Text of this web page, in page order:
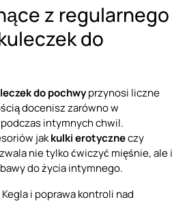
z regularnego
do
do pochwyprzynosi liczne
docenisz zarówno w
intymnych chwil.
jakkulki erotyczneczy
nie tylko ćwiczyć mięśnie, ale i
do życia intymnego.
i poprawa kontroli nad